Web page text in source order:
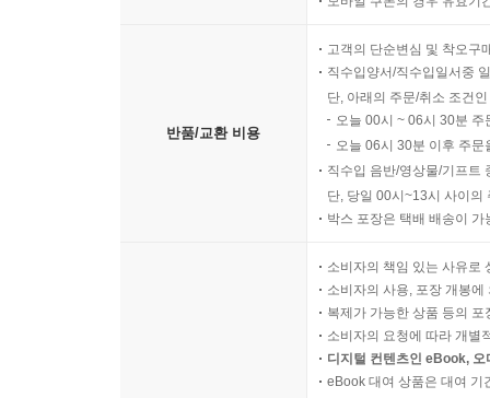
반품/교환 비용
고객의 단순변심 및 착오구
직수입양서/직수입일서중
단, 아래의 주문/취소 조건
오늘 00시 ~ 06시 30분
오늘 06시 30분 이후 주
직수입 음반/영상물/기프트
단, 당일 00시~13시 사이의
박스 포장은 택배 배송이
소비자의 책임 있는 사유로
소비자의 사용, 포장 개봉
복제가 가능한 상품 등의
소비자의 요청에 따라 개별
디지털 컨텐츠인 eBook,
eBook 대여 상품은 대여 기